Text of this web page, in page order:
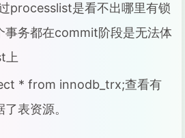
processlist是看不出哪里有锁
事务都在commit阶段是无法体
上
* from innodb_trx;查看有
表资源。